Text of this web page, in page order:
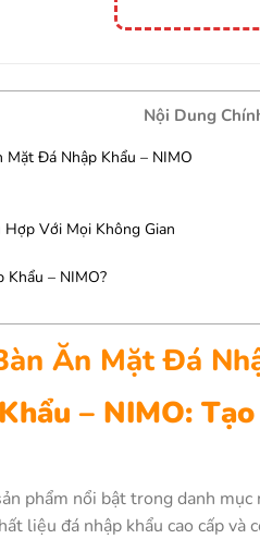
Nội Dung
Mặt Đá Nhập Khẩu – NIMO
Với Mọi Không Gian
Khẩu – NIMO?
Ăn Mặt Đá
– NIMO:
phẩm nổi bật trong danh
liệu đá nhập khẩu cao cấp và